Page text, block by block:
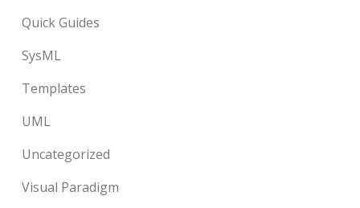
Quick Guides
SysML
Templates
UML
Uncategorized
Visual Paradigm